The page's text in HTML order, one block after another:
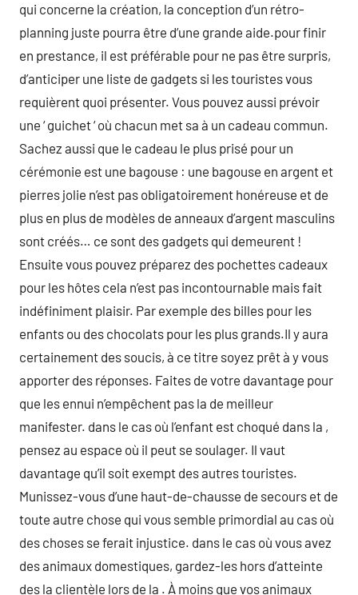
qui concerne la création, la conception d’un rétro-
planning juste pourra être d’une grande aide.pour finir
en prestance, il est préférable pour ne pas être surpris,
d’anticiper une liste de gadgets si les touristes vous
requièrent quoi présenter. Vous pouvez aussi prévoir
une ‘ guichet ‘ où chacun met sa à un cadeau commun.
Sachez aussi que le cadeau le plus prisé pour un
cérémonie est une bagouse : une bagouse en argent et
pierres jolie n’est pas obligatoirement honéreuse et de
plus en plus de modèles de anneaux d’argent masculins
sont créés… ce sont des gadgets qui demeurent !
Ensuite vous pouvez préparez des pochettes cadeaux
pour les hôtes cela n’est pas incontournable mais fait
indéfiniment plaisir. Par exemple des billes pour les
enfants ou des chocolats pour les plus grands.Il y aura
certainement des soucis, à ce titre soyez prêt à y vous
apporter des réponses. Faites de votre davantage pour
que les ennui n’empêchent pas la de meilleur
manifester. dans le cas où l’enfant est choqué dans la ,
pensez au espace où il peut se soulager. Il vaut
davantage qu’il soit exempt des autres touristes.
Munissez-vous d’une haut-de-chausse de secours et de
toute autre chose qui vous semble primordial au cas où
des choses se ferait injustice. dans le cas où vous avez
des animaux domestiques, gardez-les hors d’atteinte
des la clientèle lors de la . À moins que vos animaux